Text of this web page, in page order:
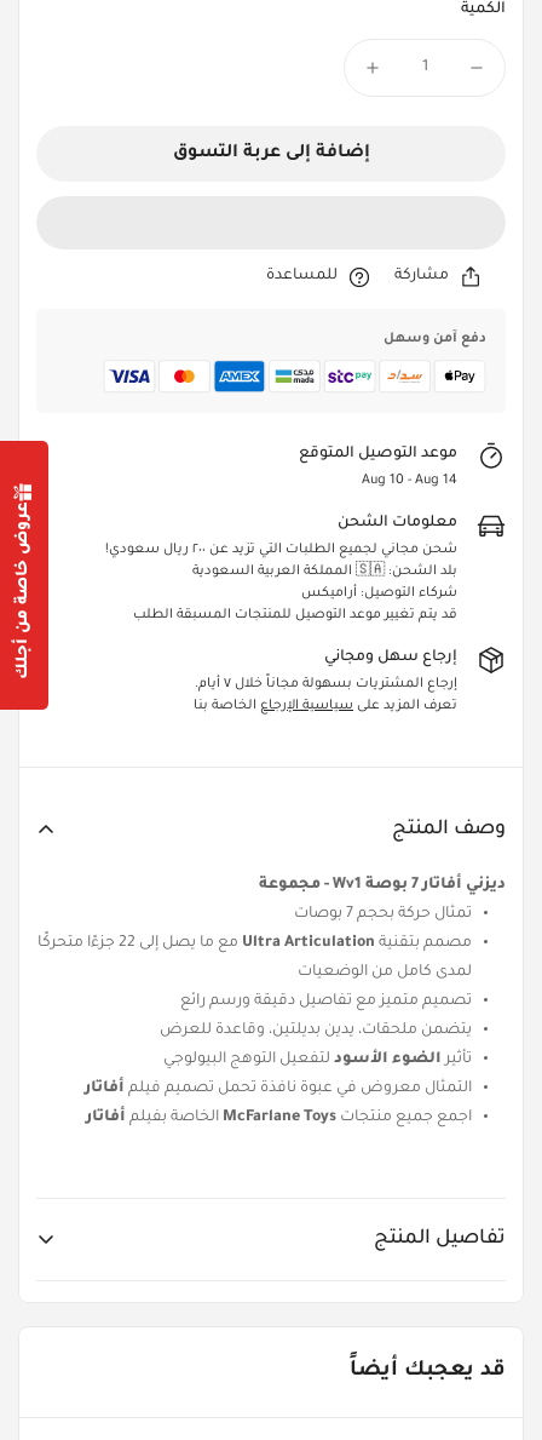
الكمية
إضافة إلى عربة التسوق
مشاركة للمساعدة
دفع آمن وسهل
موعد التوصيل المتوقع
Aug 10 - Aug 14
معلومات الشحن
شحن مجاني لجميع الطلبات التي تزيد عن ٢٠٠ ريال سعودي!
بلد الشحن: 🇸🇦 المملكة العربية السعودية
شركاء التوصيل: أراميكس
قد يتم تغيير موعد التوصيل للمنتجات المسبقة الطلب
إرجاع سهل ومجاني
إرجاع المشتريات بسهولة مجاناً خلال ٧ أيام.
تعرف المزيد على سياسية الإرجاع الخاصة بنا
وصف المنتج
ديزني أفاتار 7 بوصة Wv1 - مجموعة
تمثال حركة بحجم 7 بوصات
مصمم بتقنية Ultra Articulation
مع ما يصل إلى 22 جزءًا متحركًا
لمدى كامل من الوضعيات
تصميم متميز مع تفاصيل دقيقة ورسم رائع
يتضمن ملحقات، يدين بديلتين، وقاعدة للعرض
تأثير الضوء الأسود لتفعيل التوهج البيولوجي
التمثال معروض في عبوة نافذة تحمل تصميم فيلم أفاتار
اجمع جميع منتجات McFarlane Toys الخاصة بفيلم أفاتار
تفاصيل المنتج
قد يعجبك أيضاً
Confirm your age
Are you 18 years old or older?
No, I'm not
Yes, I am
عروض خاصة من أجلك